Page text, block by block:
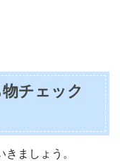
チェック
ましょう。